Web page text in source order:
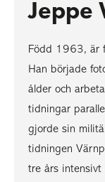
Jeppe
Född 1963, är
Han började
ålder och
tidningar
gjorde sin
tidningen
tre års